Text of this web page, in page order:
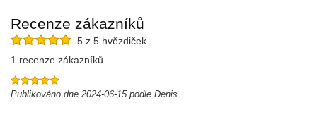
Recenze zákazníků
5 z 5 hvězdiček
1 recenze zákazníků
Publikováno dne 2024-06-15 podle Denis